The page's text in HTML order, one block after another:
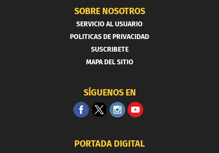
SOBRE NOSOTROS
SERVICIO AL USUARIO
POLITICAS DE PRIVACIDAD
SUSCRIBETE
MAPA DEL SITIO
SÍGUENOS EN
PORTADA DIGITAL